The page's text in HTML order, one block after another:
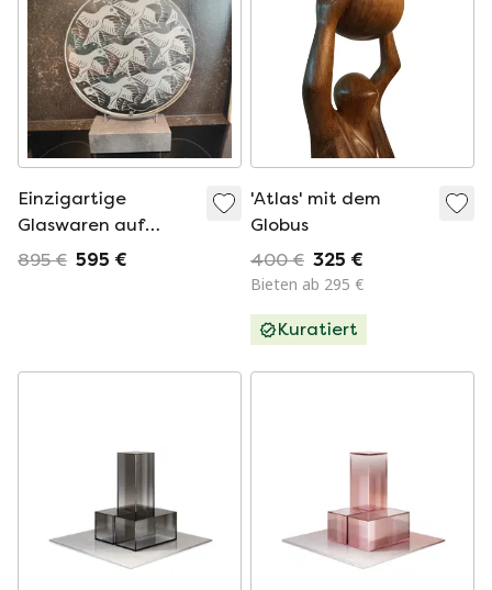
Einzigartige
Glaswaren auf
einem Sockel
895 € 595 €
'Atlas' mit dem
Globus
400 € 325 €
Bieten ab 295 €
Kuratiert